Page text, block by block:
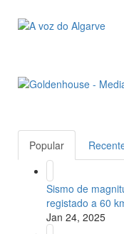
Popular
Sismo de
registado a 60
Jan 24, 2025